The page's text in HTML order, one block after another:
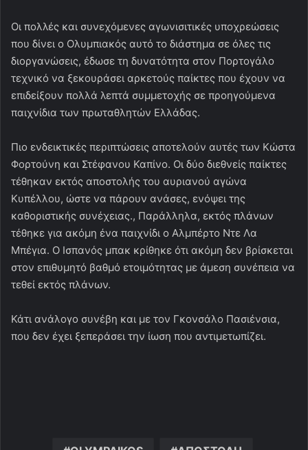
Οι πολλές και συνεχόμενες αγωνισιτικές υποχρεώσεις
που δίνει ο Ολυμπιακός αυτό το διάστημα σε όλες τις
διοργανώσεις, έδωσε τη δυνατότητα στον Πορτογάλο
τεχνικό να ξεκουράσει αρκετούς παίκτες που έχουν να
επιδείξουν πολλά λεπτά συμμετοχής σε προηγούμενα
παιχνίδια των πρωταθλητών Ελλάδας.
Πιο ενδεικτικές περιπτώσεις αποτελούν αυτές των Κώστα
Φορτούνη και Στέφανου Καπίνο. Οι δύο διεθνείς παίκτες
τέθηκαν εκτός αποστολής του αυριανού αγώνα
Κυπέλλου, ώστε να πάρουν ανάσες, ενόψει της
καθοριστικής συνέχειας., Παράλληλα, εκτός πλάνων
τέθηκε για ακόμη ένα παιχνίδι ο Αλμπέρτο Ντε Λα
Μπέγια. Ο Ισπανός μπακ κρίθηκε ότι ακόμη δεν βρίσκεται
στον επιθυμητό βαθμό ετοιμότητας με άμεση συνέπεια να
τεθεί εκτός πλάνων.
Κάτι ανάλογο συνέβη και με τον Γκονσάλο Πασιένσια,
που δεν έχει ξεπεράσει την ίωση που αντιμετωπίζει.